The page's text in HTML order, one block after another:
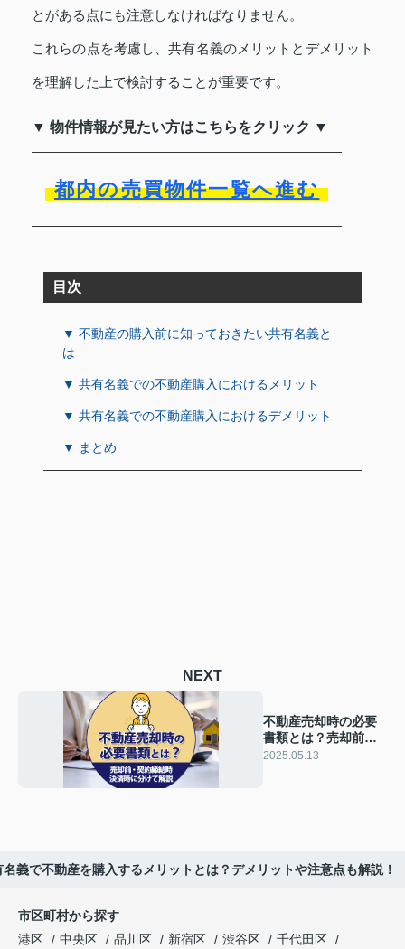
とがある点にも注意しなければなりません。
これらの点を考慮し、共有名義のメリットとデメリット
を理解した上で検討することが重要です。
▼ 物件情報が見たい方はこちらをクリック ▼
都内の売買物件一覧へ進む
目次
▼ 不動産の購入前に知っておきたい共有名義と
は
▼ 共有名義での不動産購入におけるメリット
▼ 共有名義での不動産購入におけるデメリット
▼ まとめ
NEXT
不動産売却時の必要
書類とは？売却前・
契約締結時・決済時
2025.05.13
名義で不動産を購入するメリットとは？デメリットや注意点も解説！
市区町村から探す
港区
中央区 品川区 新宿区 渋谷区
千代田区